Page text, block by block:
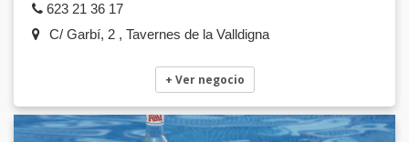
623 21 36 17
C/ Garbí, 2 , Tavernes de la Valldigna
+ Ver negocio